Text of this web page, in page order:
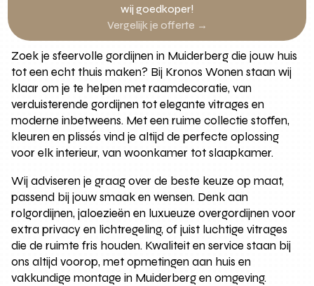
wij goedkoper!
Vergelijk je offerte →
Zoek je sfeervolle gordijnen in Muiderberg die jouw huis
tot een echt thuis maken? Bij Kronos Wonen staan wij
klaar om je te helpen met raamdecoratie, van
verduisterende gordijnen tot elegante vitrages en
moderne inbetweens. Met een ruime collectie stoffen,
kleuren en plissés vind je altijd de perfecte oplossing
voor elk interieur, van woonkamer tot slaapkamer.
Wij adviseren je graag over de beste keuze op maat,
passend bij jouw smaak en wensen. Denk aan
rolgordijnen, jaloezieën en luxueuze overgordijnen voor
extra privacy en lichtregeling, of juist luchtige vitrages
die de ruimte fris houden. Kwaliteit en service staan bij
ons altijd voorop, met opmetingen aan huis en
vakkundige montage in Muiderberg en omgeving.